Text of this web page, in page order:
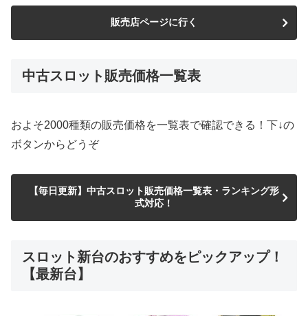
販売店ページに行く
中古スロット販売価格一覧表
およそ2000種類の販売価格を一覧表で確認できる！下↓の
ボタンからどうぞ
【毎日更新】中古スロット販売価格一覧表・ランキング形
式対応！
スロット新台のおすすめをピックアップ！
【最新台】